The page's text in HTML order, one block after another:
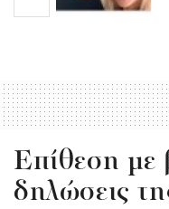
Επίθεση με
δηλώσεις